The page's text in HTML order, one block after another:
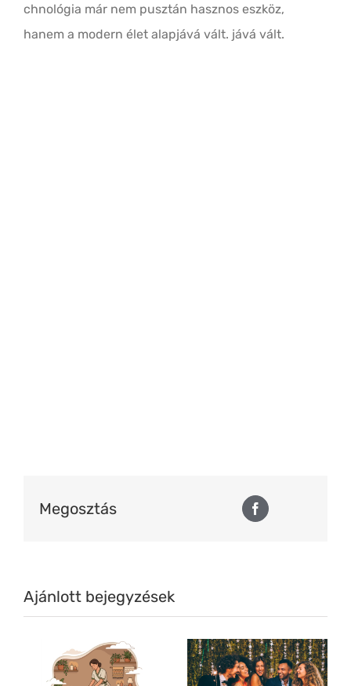
chnológia már nem pusztán hasznos eszköz,
hanem a modern élet alapjává vált. jává vált.
Megosztás Facebook
Ajánlott bejegyzések